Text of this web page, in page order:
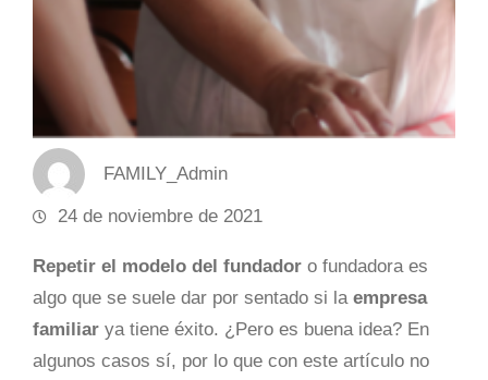
FAMILY_Admin
24 de noviembre de 2021
Repetir el modelo del fundador o fundadora es
algo que se suele dar por sentado si la empresa
familiar ya tiene éxito. ¿Pero es buena idea? En
algunos casos sí, por lo que con este artículo no